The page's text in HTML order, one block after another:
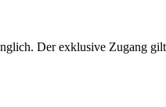
Der exklusive Zugang